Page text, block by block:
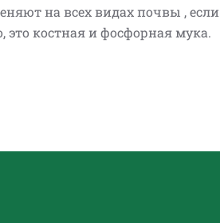
на всех видах почвы ,
это костная и фосфорная мука.